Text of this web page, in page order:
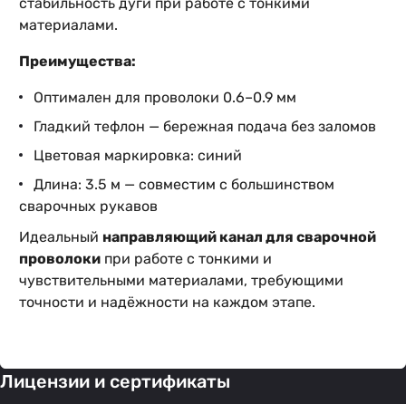
материалами.
Преимущества:
Оптимален для проволоки 0.6–0.9 мм
Гладкий тефлон — бережная подача без заломов
Цветовая маркировка: синий
Длина: 3.5 м — совместим с большинством
сварочных рукавов
Идеальный направляющий канал для сварочной
проволоки при работе с тонкими и
чувствительными материалами, требующими
точности и надёжности на каждом этапе.
Лицензии и сертификаты